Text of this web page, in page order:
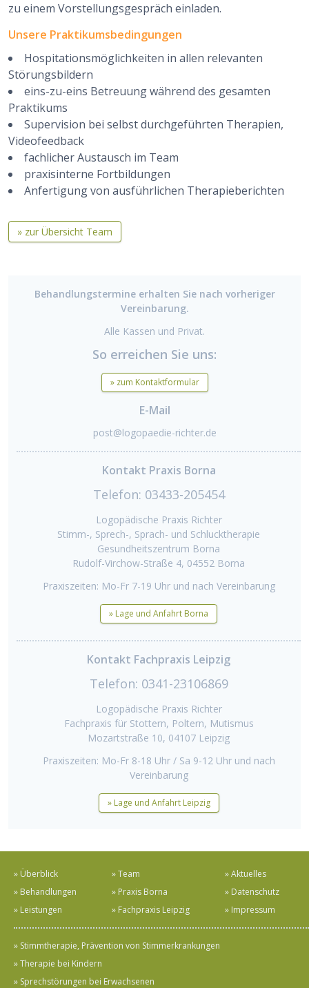
zu einem Vorstellungsgespräch einladen.
Unsere Praktikumsbedingungen
Hospitationsmöglichkeiten in allen relevanten
Störungsbildern
eins-zu-eins Betreuung während des gesamten
Praktikums
Supervision bei selbst durchgeführten Therapien,
Videofeedback
fachlicher Austausch im Team
praxisinterne Fortbildungen
Anfertigung von ausführlichen Therapieberichten
» zur Übersicht Team
Behandlungstermine erhalten Sie nach vorheriger
Vereinbarung.
Alle Kassen und Privat.
So erreichen Sie uns:
» zum Kontaktformular
E-Mail
post@logopaedie-richter.de
Kontakt Praxis Borna
Telefon: 03433-205454
Logopädische Praxis Richter
Stimm-, Sprech-, Sprach- und Schlucktherapie
Gesundheitszentrum Borna
Rudolf-Virchow-Straße 4, 04552 Borna
Praxiszeiten: Mo-Fr 7-19 Uhr und nach Vereinbarung
» Lage und Anfahrt Borna
Kontakt Fachpraxis Leipzig
Telefon: 0341-23106869
Logopädische Praxis Richter
Fachpraxis für Stottern, Poltern, Mutismus
Mozartstraße 10, 04107 Leipzig
Praxiszeiten: Mo-Fr 8-18 Uhr / Sa 9-12 Uhr und nach
Vereinbarung
» Lage und Anfahrt Leipzig
» Überblick
» Behandlungen
» Leistungen
» Team
» Praxis Borna
» Fachpraxis Leipzig
» Aktuelles
» Datenschutz
» Impressum
» Stimmtherapie, Prävention von Stimmerkrankungen
» Therapie bei Kindern
» Sprechstörungen bei Erwachsenen